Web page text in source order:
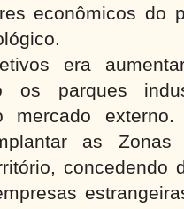
econômicos do
era
os parques
mercado
as Zonas
concedendo